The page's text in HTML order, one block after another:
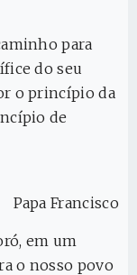
para
do seu
o princípio da
de
Papa Francisco
em um
o nosso povo